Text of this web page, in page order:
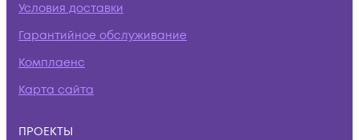
Условия доставки
Гарантийное обслуживание
Комплаенс
Карта сайта
ПРОЕКТЫ